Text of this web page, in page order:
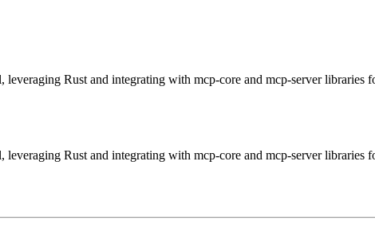
Rust and integrating with mcp-core and mcp-server libraries
Rust and integrating with mcp-core and mcp-server libraries